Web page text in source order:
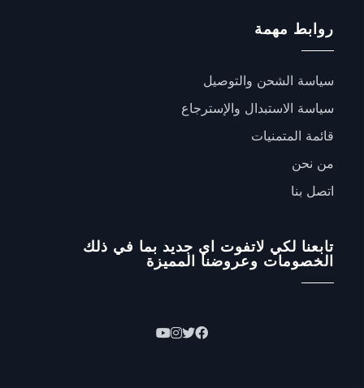
روابط مهمة
سياسة الشحن والتوصيل
سياسة الاستبدال والإسترجاع
قائمة المتمنيات
من نحن
اتصل بنا
تابعنا لكي لاتفوت اي جديد بما في ذلك
الخصومات وعروضنا المميزة